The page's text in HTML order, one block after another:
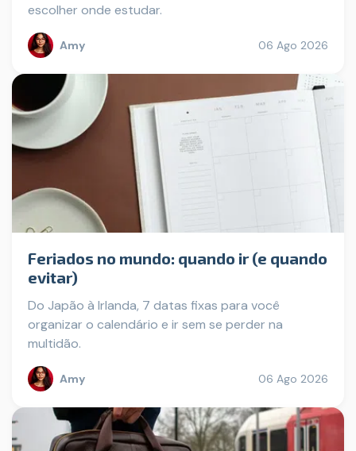
escolher onde estudar.
Amy 06 Ago 2026
Feriados no mundo: quando ir (e quando
evitar)
Do Japão à Irlanda, 7 datas fixas para você
organizar o calendário e ir sem se perder na
multidão.
Amy 06 Ago 2026